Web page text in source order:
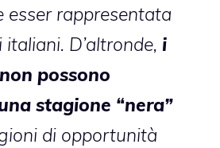
esser rappresentata
D’altronde, i
possono
stagione “nera”
di opportunità